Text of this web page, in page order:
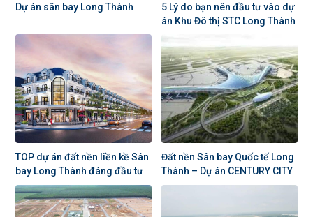
Dự án sân bay Long Thành
5 Lý do bạn nên đầu tư vào dự
án Khu Đô thị STC Long Thành
TOP dự án đất nền liền kề Sân
bay Long Thành đáng đầu tư
Đất nền Sân bay Quốc tế Long
Thành – Dự án CENTURY CITY